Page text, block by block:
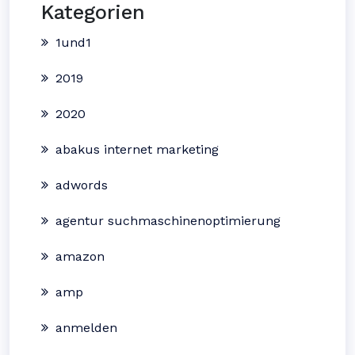
Kategorien
1und1
2019
2020
abakus internet marketing
adwords
agentur suchmaschinenoptimierung
amazon
amp
anmelden